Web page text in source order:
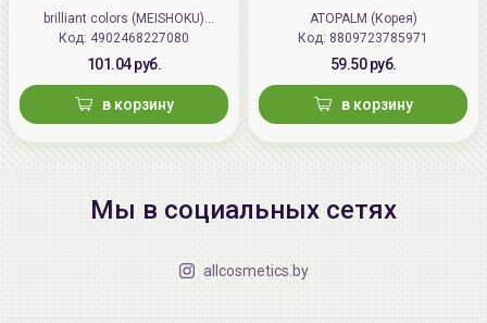
brilliant colors (MEISHOKU)
(Япония)
Код: 4902468227080
101.04 руб.
в корзину
ATOPALM (Корея)
Код: 8809723785971
59.50 руб.
в корзину
Мы в социальных сетях
allcosmetics.by